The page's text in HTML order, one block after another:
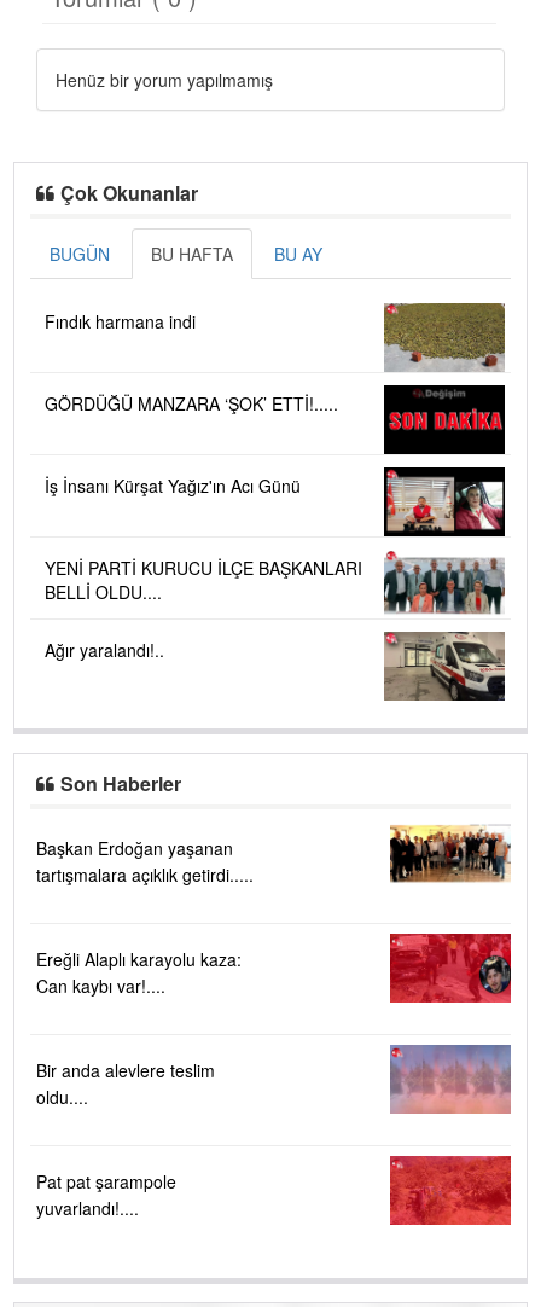
Henüz bir yorum yapılmamış
Çok Okunanlar
BUGÜN BU HAFTA BU AY
Fındık harmana indi
GÖRDÜĞÜ MANZARA ‘ŞOK’ ETTİ!.....
İş İnsanı Kürşat Yağız'ın Acı Günü
YENİ PARTİ KURUCU İLÇE BAŞKANLARI
BELLİ OLDU....
Ağır yaralandı!..
Son Haberler
Başkan Erdoğan yaşanan
tartışmalara açıklık getirdi.....
Ereğli Alaplı karayolu kaza:
Can kaybı var!....
Bir anda alevlere teslim
oldu....
Pat pat şarampole
yuvarlandı!....